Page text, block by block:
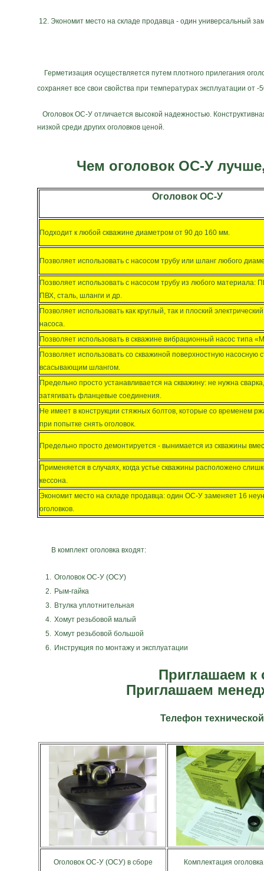
12. Экономит место на складе продавца - один универсальный
Герметизация осуществляется путем плотного прилегания
сохраняет все свои свойства при температурах эксплуатации от -
Оголовок ОС-У отличается высокой надежностью.
низкой среди других оголовков ценой.
Чем оголовок ОС-У
Оголовок ОС-У
Подходит к любой скважине диаметром от 90 до 160 мм.
Позволяет использовать с насосом трубу или шланг любого
Позволяет использовать с насосом трубу из любого материала:
ПВХ, сталь, шланги и др.
Позволяет использовать как круглый, так и плоский
насоса.
Позволяет использовать в скважине вибрационный насос типа
Позволяет использовать со скважиной поверхностную насосную
всасывающим шлангом.
Предельно просто устанавливается на скважину: не нужна
затягивать фланцевые соединения.
Не имеет в конструкции стяжных болтов, которые со временем
при попытке снять оголовок.
Предельно просто демонтируется - вынимается из скважины
Применяется в случаях, когда устье скважины расположено
кессона.
Экономит место на складе продавца: один ОС-У заменяет 16
оголовков.
В комплект оголовка входят:
1. Оголовок ОС-У (ОСУ)
2. Рым-гайка
3. Втулка уплотнительная
4. Хомут резьбовой малый
5. Хомут резьбовой большой
6. Инструкция по монтажу и эксплуатации
Приглашаем к
Приглашаем
Телефон
Оголовок ОС-У (ОСУ) в сборе Комплектация